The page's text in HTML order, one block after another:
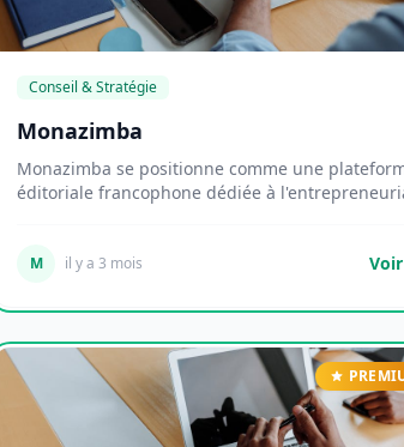
Conseil & Stratégie
Monazimba
Monazimba se positionne comme une
éditoriale francophone dédiée à
M il y a 3 mois Voir